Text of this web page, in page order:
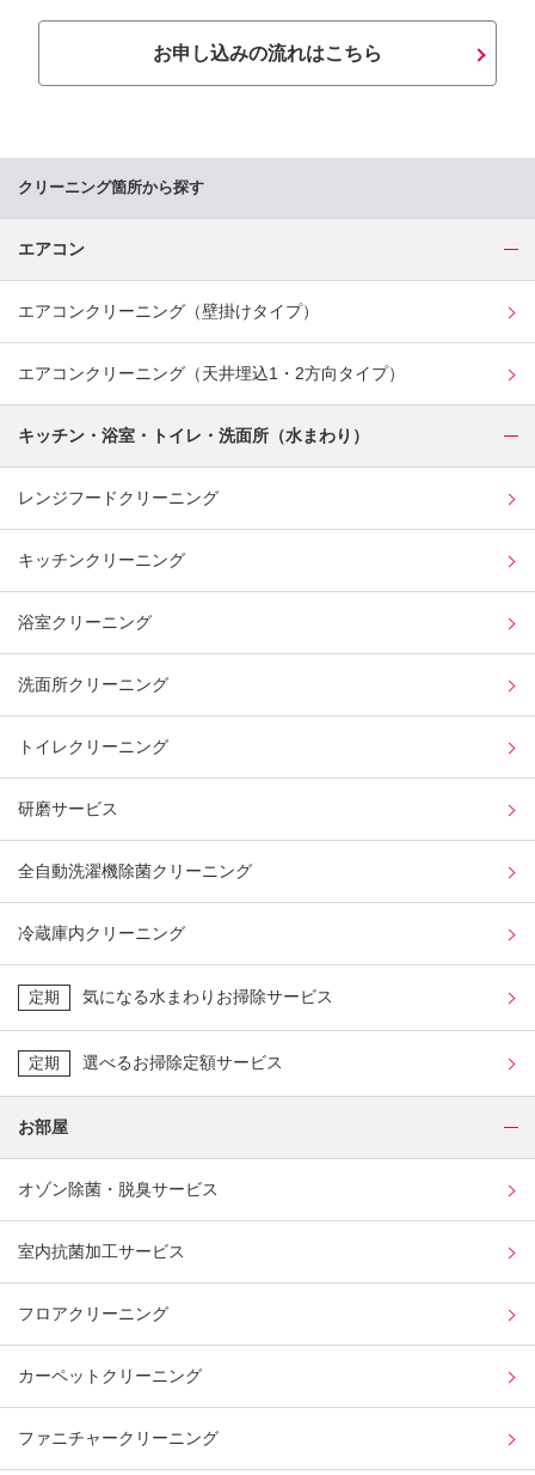
お申し込みの流れはこちら
クリーニング箇所から探す
エアコン
エアコンクリーニング（壁掛けタイプ）
エアコンクリーニング（天井埋込1・2方向タイプ）
キッチン・浴室・トイレ・洗面所（水まわり）
レンジフードクリーニング
キッチンクリーニング
浴室クリーニング
洗面所クリーニング
トイレクリーニング
研磨サービス
全自動洗濯機除菌クリーニング
冷蔵庫内クリーニング
定期 気になる水まわりお掃除サービス
定期 選べるお掃除定額サービス
お部屋
オゾン除菌・脱臭サービス
室内抗菌加工サービス
フロアクリーニング
カーペットクリーニング
ファニチャークリーニング